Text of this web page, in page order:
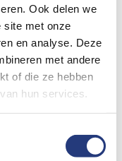
Ook delen we
site met onze
en analyse. Deze
met andere
of die ze hebben
hun services.
mogelijk. Doe dit
de persoon om wie
naar een oplossing.
en/of opgelost.
u dit moeilijk? Dan